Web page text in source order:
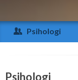
Arad
Arges
Psihologi
Specialitati
Psihologi